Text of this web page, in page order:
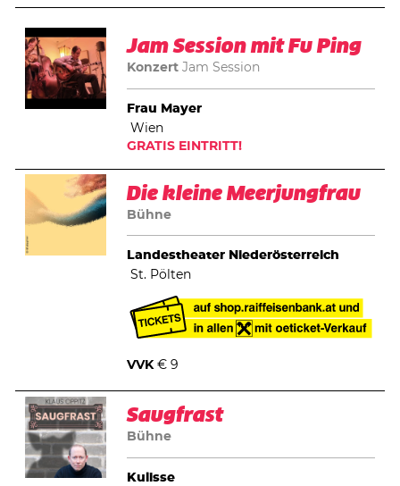
Jam Session mit Fu Ping
Konzert Jam Session
Frau Mayer
Wien
GRATIS EINTRITT!
Die kleine Meerjungfrau
Bühne
Landestheater Niederösterreich
St. Pölten
VVK€ 9
Saugfrast
Bühne
Kulisse